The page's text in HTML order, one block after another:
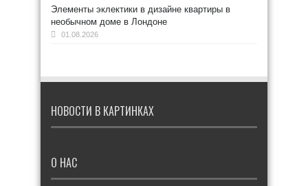
Элементы эклектики в дизайне квартиры в
необычном доме в Лондоне
01.08.2026
НОВОСТИ В КАРТИНКАХ
О НАС